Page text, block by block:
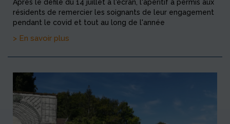
Aprés le défilé du 14 juillet à l'écran, l'apéritif a permis aux
résidents de remercier les soignants de leur engagement
pendant le covid et tout au long de l'année
> En savoir plus